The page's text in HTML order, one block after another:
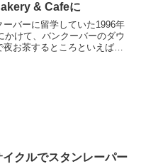
& Cafeに
ーバーに留学していた1996年
かけて、バンクーバーのダウ
夜お茶するところといえば
イクルでスタンレーパー